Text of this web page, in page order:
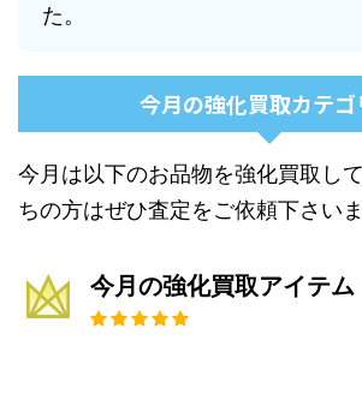
た。
今月の強化買取カテゴ
今月は以下のお品物を強化買取し
ちの方はぜひ査定をご依頼下さい
今月の強化買取アイテム